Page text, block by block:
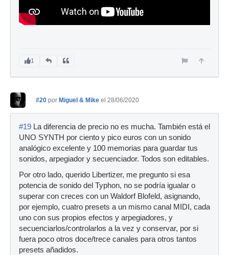
1
#20 por Miguel & Mike el 28/06/2020
#19 La diferencia de precio no es mucha. También está el
UNO SYNTH por ciento y pico euros con un sonido
analógico excelente y 100 memorias para guardar tus
sonidos, arpegiador y secuenciador. Todos son editables.
Por otro lado, querido Libertizer, me pregunto si esa
potencia de sonido del Typhon, no se podría igualar o
superar con creces con un Waldorf Blofeld, asignando,
por ejemplo, cuatro presets a un mismo canal MIDI, cada
uno con sus propios efectos y arpegiadores, y
secuenciarlos/controlarlos a la vez y conservar, por si
fuera poco otros doce/trece canales para otros tantos
presets añadidos.